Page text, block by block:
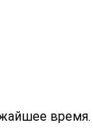
время.